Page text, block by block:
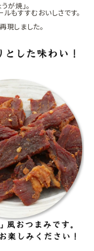
が焼」。
もすすむおいしさです。
しました。